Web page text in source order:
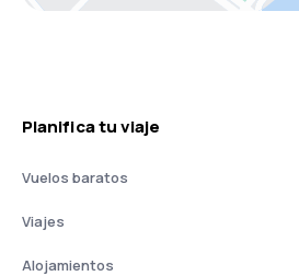
Planifica tu viaje
Vuelos baratos
Viajes
Alojamientos